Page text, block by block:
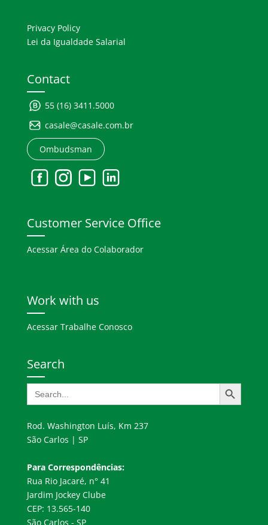
Privacy Policy
Lei da Igualdade Salarial
Contact
55 (16) 3411.5000
casale@casale.com.br
Ombudsman
Customer Service Office
Acessar Área do Colaborador
Work with us
Acessar Trabalhe Conosco
Search
Search
for:
Search Button
Rod. Washington Luís, Km 237
São Carlos | SP
Para Correspondências:
Rua Rio Jacaré, n° 41
Jardim Jockey Clube
CEP: 13.565-140
São Carlos - SP